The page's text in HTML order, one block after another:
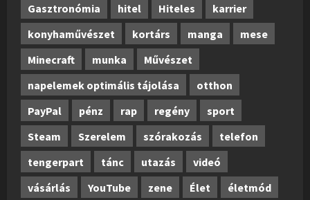
Gasztronómia
hitel Hiteles
karrier
konyhaművészet
kortárs manga
mese
Minecraft
munka
Művészet
napelemek optimális tájolása
otthon
PayPal
pénz rap regény
sport
Steam
Szerelem szórakozás
telefon
tengerpart
tánc utazás
videó
vásárlás
YouTube zene Élet
életmód